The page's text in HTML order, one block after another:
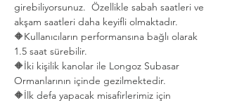
girebiliyorsunuz.  Özellikle sabah saatleri ve
akşam saatleri daha keyifli olmaktadır.
🔶Kullanıcıların performansına bağlı olarak
1.5 saat sürebilir.
🔶İki kişilik kanolar ile Longoz Subasar
Ormanlarının içinde gezilmektedir.
🔶İlk defa yapacak misafirlerimiz için